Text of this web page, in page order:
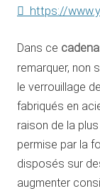
https://
Dans ce
remarquer, non
le verrouillage
fabriqués en
raison de la
permise par la
disposés sur
augmenter